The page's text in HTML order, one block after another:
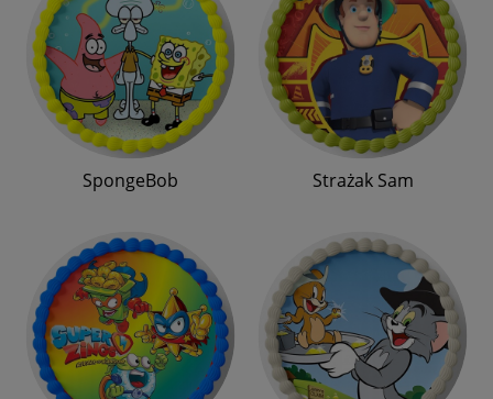
SpongeBob Strażak Sam